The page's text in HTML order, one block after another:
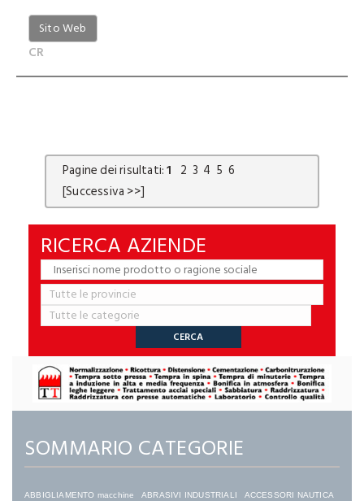
Sito Web
CR
Pagine dei risultati:1 2 3 4 5 6
[Successiva >>]
RICERCA AZIENDE
SOMMARIO CATEGORIE
ABBIGLIAMENTO macchine ABRASIVI INDUSTRIALI
ACCESSORI NAUTICA